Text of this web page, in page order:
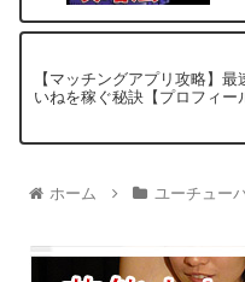
【マッチングアプリ攻略】最
いねを稼ぐ秘訣【プロフィー
ホーム ユーチュー